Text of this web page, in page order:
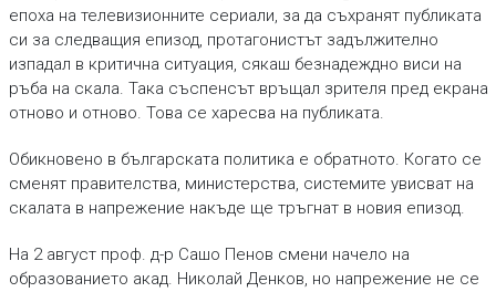
епоха на телевизионните сериали, за да съхранят публиката
си за следващия епизод, протагонистът задължително
изпадал в критична ситуация, сякаш безнадеждно виси на
ръба на скала. Така съспенсът връщал зрителя пред екрана
отново и отново. Това се харесва на публиката.
Обикновено в българската политика е обратното. Когато се
сменят правителства, министерства, системите увисват на
скалата в напрежение накъде ще тръгнат в новия епизод.
На 2 август проф. д-р Сашо Пенов смени начело на
образованието акад. Николай Денков, но напрежение не се